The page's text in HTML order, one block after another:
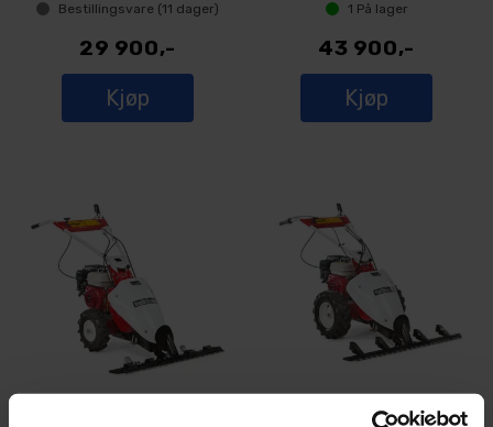
Bestillingsvare (11 dager)
29 900,-
Kjøp
1 På lager
43 900,-
Kjøp
Tielbürger HT70 slåmaskin